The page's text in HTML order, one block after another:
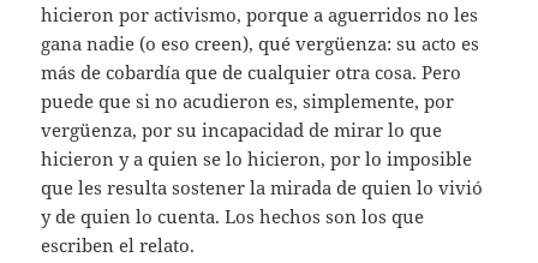
hicieron por activismo, porque a aguerridos no les
gana nadie (o eso creen), qué vergüenza: su acto es
más de cobardía que de cualquier otra cosa. Pero
puede que si no acudieron es, simplemente, por
vergüenza, por su incapacidad de mirar lo que
hicieron y a quien se lo hicieron, por lo imposible
que les resulta sostener la mirada de quien lo vivió
y de quien lo cuenta. Los hechos son los que
escriben el relato.